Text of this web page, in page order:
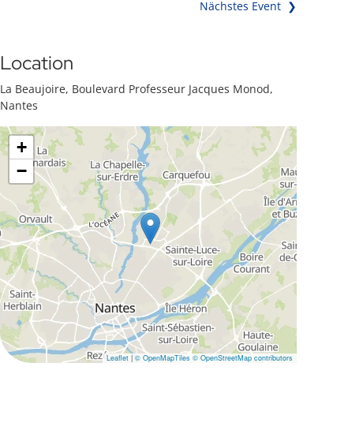
Nächstes Event ❯
Location
La Beaujoire, Boulevard Professeur Jacques Monod,
Nantes
+
−
Leaflet | © OpenMapTiles © OpenStreetMap contributors